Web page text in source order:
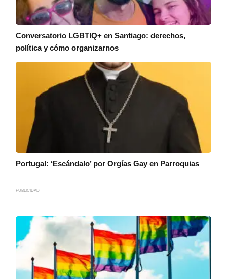
Conversatorio LGBTIQ+ en Santiago: derechos,
política y cómo organizarnos
Portugal: ‘Escándalo’ por Orgías Gay en Parroquias
PUBLICIDAD